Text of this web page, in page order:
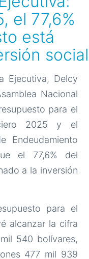
el 77,6%
está
social
Ejecutiva, Delcy
Nacional
para el
2025 y el
Endeudamiento
el 77,6% del
a la inversión
para el
alcanzar la cifra
540 bolívares,
477 mil 939